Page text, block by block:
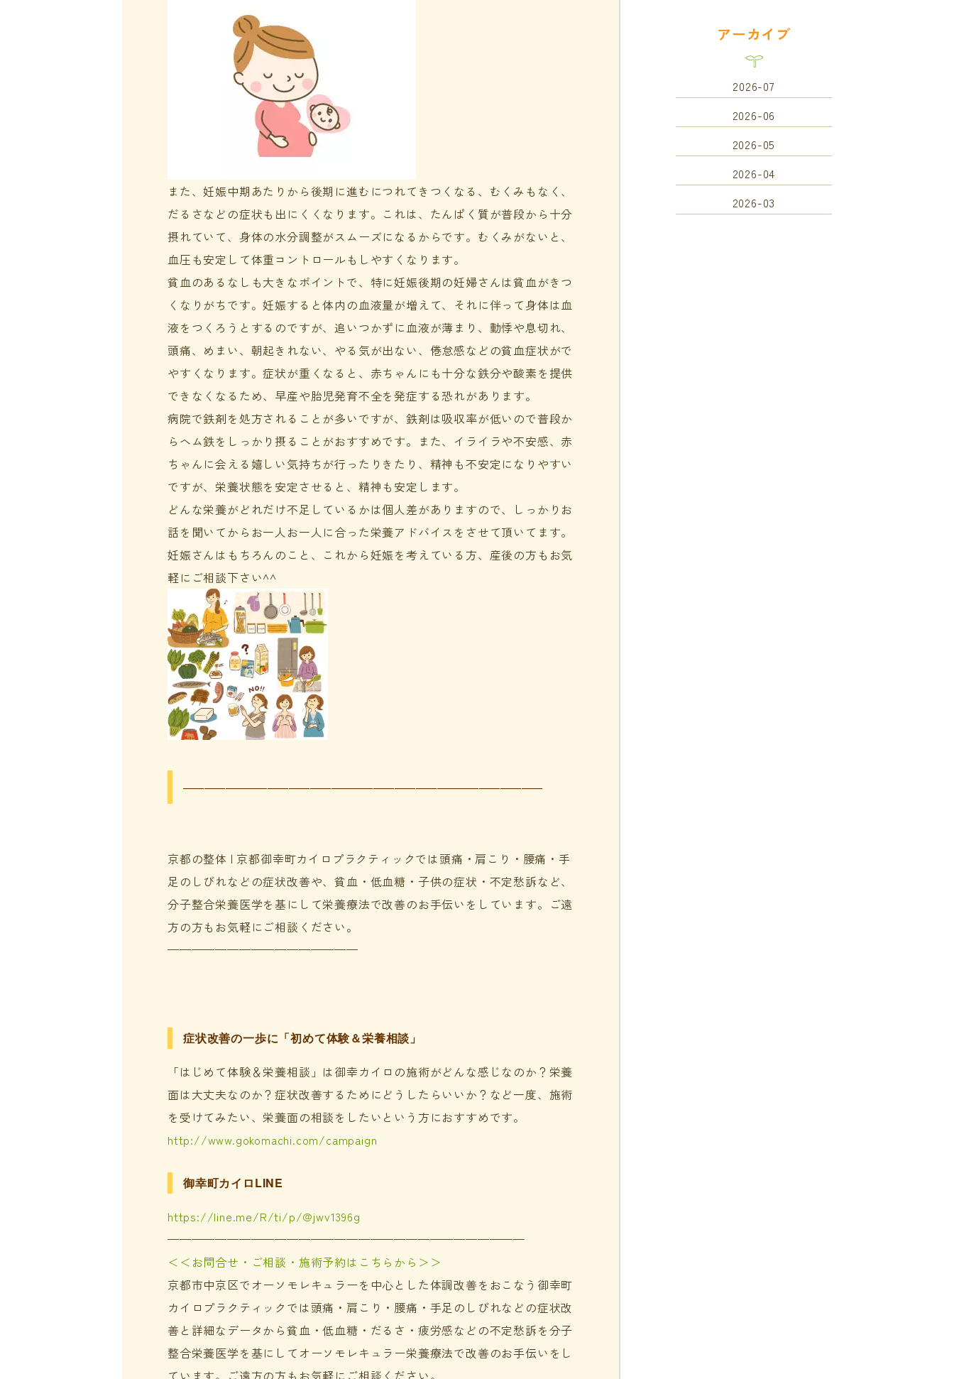
また、妊娠中期あたりから後期に進むにつれてきつくなる、むくみもなく、
だるさなどの症状も出にくくなります。これは、たんぱく質が普段から十分
摂れていて、身体の水分調整がスムーズになるからです。むくみがないと、
血圧も安定して体重コントロールもしやすくなります。
貧血のあるなしも大きなポイント で、特に妊娠後期の妊婦さんは貧血がきつ
くなりがちです。妊娠すると体内の血液量が増えて、それに伴って身体は血
液をつくろうとするのですが、追いつかずに血液が薄まり、動悸や息切れ、
頭痛、めまい、朝起きれない、やる気が出ない、倦怠感などの貧血症状がで
やすくなります。症状が重くなると、赤ちゃんにも十分な鉄分や酸素を提供
できなくなるため、早産や胎児発育不全を発症する恐れがあります。
病院で鉄剤を処方されることが多いですが、鉄剤は吸収率が低いので普段か
らヘム鉄をしっかり摂ることがおすすめです。また、イライラや不安感、赤
ちゃんに会える嬉しい気持ちが行ったりきたり、精神も不安定になりやすい
ですが、栄養状態を安定させると、精神も安定します。
どんな栄養がどれだけ不足しているかは個人差がありますので、しっかりお
話を聞いてからお一人お一人に合った栄養アドバイスをさせて頂いてます。
妊娠さんはもちろんのこと、これから妊娠を考えている方、産後の方もお気
軽にご相談下さい^^
—————————————————
京都の整体 | 京都御幸町カイロプラクティックでは頭痛・肩こり・腰痛・手
足のしびれなどの症状改善や、貧血・低血糖・子供の症状・不定愁訴など、
分子整合栄養医学を基にして栄養療法で改善のお手伝いをしています。ご遠
方の方もお気軽にご相談ください。
————————————————
症状改善の一歩に「初めて体験＆栄養相談」
「はじめて体験＆栄養相談」は御幸カイロの施術がどんな感じなのか？栄養
面は大丈夫なのか？症状改善するためにどうしたらいいか？など一度、施術
を受けてみたい、栄養面の相談をしたいという方におすすめです。
http://www.gokomachi.com/campaign
御幸町カイロLINE
https://line.me/R/ti/p/@jwv1396g
——————————————————————————————
＜＜お問合せ・ご相談・施術予約はこちらから＞＞
京都市中京区でオーソモレキュラーを中心とした体調改善をおこなう御幸町
カイロプラクティックでは頭痛・肩こり・腰痛・手足のしびれなどの症状改
善と詳細なデータから貧血・低血糖・だるさ・疲労感などの不定愁訴を分子
整合栄養医学を基にしてオーソモレキュラー栄養療法で改善のお手伝いをし
ています。ご遠方の方もお気軽にご相談ください。
アーカイブ
2026-07
2026-06
2026-05
2026-04
2026-03